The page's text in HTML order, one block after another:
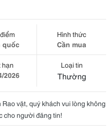
quốc
Hình thức
Cần mua
hạn
2026
Loại tin
Thường
vặt, quý khách vui lòng không
cho người đăng tin!